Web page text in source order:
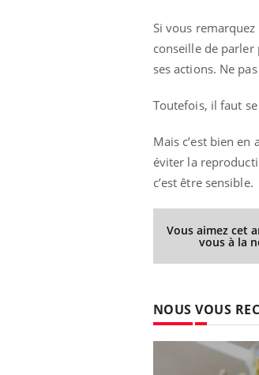
Si vous
conseille de
ses actions. Ne
Toutefois, il faut
Mais c’est bien
éviter la
c’est être sensible.
Vous aimez cet
vous à la
NOUS VOUS